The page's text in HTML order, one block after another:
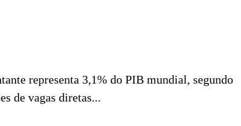
representa 3,1% do PIB mundial, segundo
de vagas diretas...